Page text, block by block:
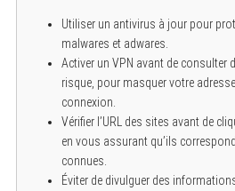
Utiliser un antivirus à jour pour
malwares et adwares.
Activer un VPN avant de consulter
risque, pour masquer votre
connexion.
Vérifier l’URL des sites avant de
en vous assurant qu’ils
connues.
Éviter de divulguer des